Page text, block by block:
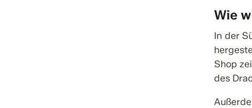
Wie
In der
Shop
des